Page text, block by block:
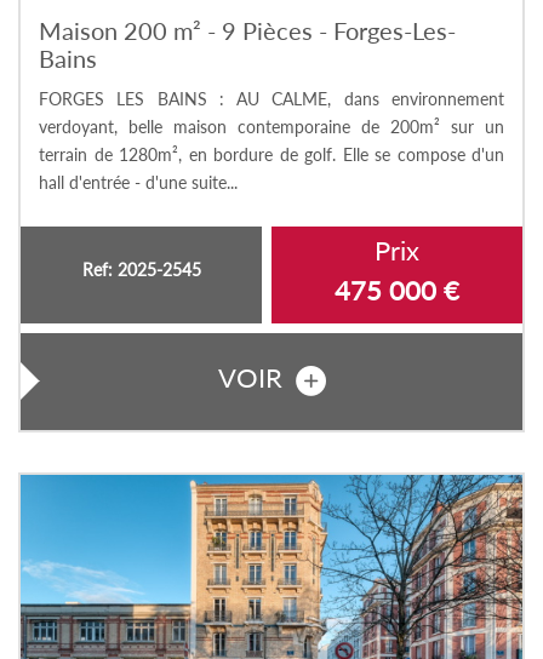
Maison 200 m² - 9 Pièces - Forges-Les-
Bains
FORGES LES BAINS : AU CALME, dans environnement
verdoyant, belle maison contemporaine de 200m² sur un
terrain de 1280m², en bordure de golf. Elle se compose d'un
hall d'entrée - d'une suite...
Ref: 2025-2545
Prix
475 000 €
VOIR